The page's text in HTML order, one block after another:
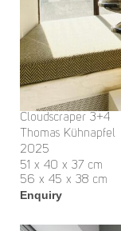
Cloudscraper 3+4
Thomas Kühnapfel
2025
51 x 40 x 37 cm
56 x 45 x 38 cm
Enquiry